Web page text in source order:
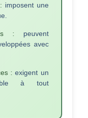
imposent une
: peuvent
avec
: exigent un
à tout